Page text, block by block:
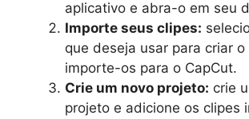
aplicativo e abra-o em seu
Importe seus clipes:
que deseja usar para criar
importe-os para o CapCut.
Crie um novo projeto: crie
projeto e adicione os clipes